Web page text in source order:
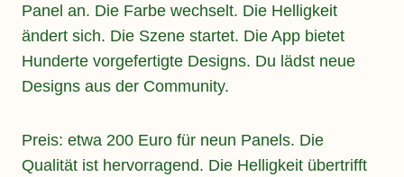
Panel an. Die Farbe wechselt. Die Helligkeit
ändert sich. Die Szene startet. Die App bietet
Hunderte vorgefertigte Designs. Du lädst neue
Designs aus der Community.
Preis: etwa 200 Euro für neun Panels. Die
Qualität ist hervorragend. Die Helligkeit übertrifft